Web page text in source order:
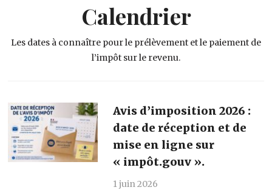
Calendrier
Les dates à connaître pour le prélèvement et le paiement de
l’impôt sur le revenu.
Avis d’imposition 2026 :
date de réception et de
mise en ligne sur
« impôt.gouv ».
1 juin 2026